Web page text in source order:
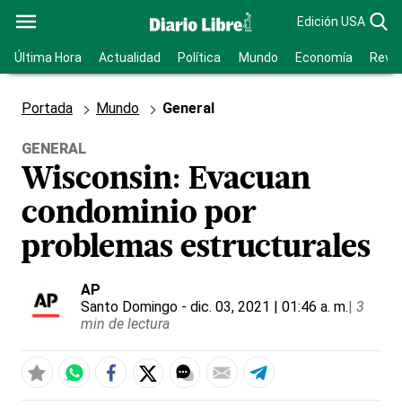
Edición USA
Última Hora Actualidad Política Mundo Economía
Portada Mundo General
GENERAL
Wisconsin: Evacuan
condominio por
problemas estructurales
AP
Santo Domingo - dic. 03, 2021 | 01:46 a. m.| 3
min de lectura